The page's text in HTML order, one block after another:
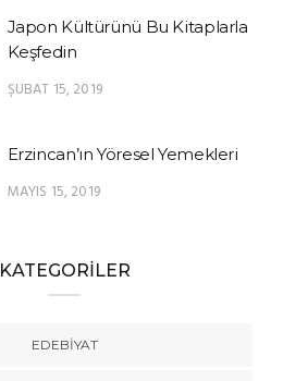
Japon Kültürünü Bu Kitaplarla
Keşfedin
ŞUBAT 15, 2019
Erzincan’ın Yöresel Yemekleri
MAYIS 15, 2019
KATEGORİLER
EDEBIYAT